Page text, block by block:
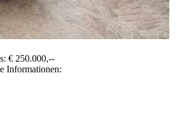
€ 250.000,--
Informationen: